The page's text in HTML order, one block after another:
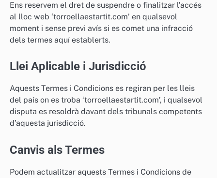
Ens reservem el dret de suspendre o finalitzar l’accés
al lloc web ‘torroellaestartit.com’ en qualsevol
moment i sense previ avís si es comet una infracció
dels termes aquí establerts.
Llei Aplicable i Jurisdicció
Aquests Termes i Condicions es regiran per les lleis
del país on es troba ‘torroellaestartit.com’, i qualsevol
disputa es resoldrà davant dels tribunals competents
d’aquesta jurisdicció.
Canvis als Termes
Podem actualitzar aquests Termes i Condicions de